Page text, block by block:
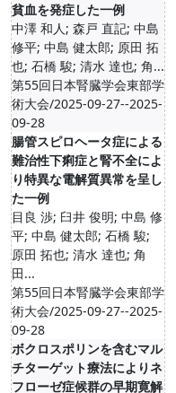
貧血を発症した一例
中澤 和人; 森戸 直記; 中島
修平; 中島 健太郎; 原田 拓
也; 石橋 駿; 清水 達也; 角...
第55回日本腎臓学会東部学
術大会/2025-09-27--2025-
09-28
腸管スピロヘータ症による
難治性下痢症と腎不全によ
り特異な電解質異常を呈し
た一例
目良 渉; 臼井 俊明; 中島 修
平; 中島 健太郎; 石橋 駿;
原田 拓也; 清水 達也; 角
田...
第55回日本腎臓学会東部学
術大会/2025-09-27--2025-
09-28
ボクロスポリンを含むマル
チターゲット療法によりネ
フローゼ症候群の早期寛解